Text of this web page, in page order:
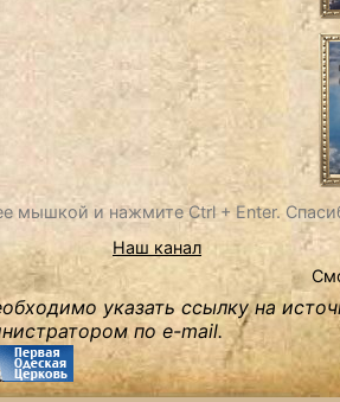
мышкой и нажмите Ctrl + Enter.
Наш канал
указать ссылку на
по e-mail.